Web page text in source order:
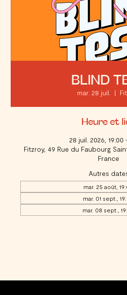
BLIND
mar. 28 juil.
  |
Heure et
28 juil. 2026, 19:00
Fitzroy, 49 Rue du Faubourg
France
Autres
mar. 25 août,
mar. 01 sept.,
mar. 08 sept.,